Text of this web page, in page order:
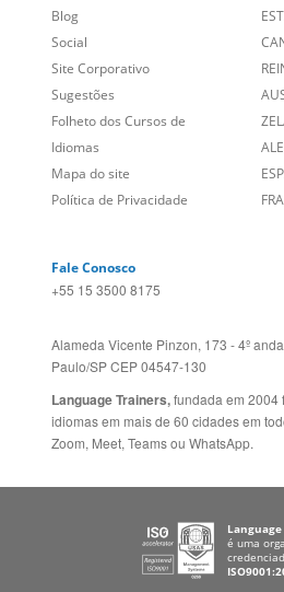
Blog
Social
Site Corporativo
Sugestões
Folheto dos Cursos de
Idiomas
Mapa do site
Política de Privacidade
Fale Conosco
+55 15 3500 8175
Alameda Vicente Pinzon, 173 - 4º
Paulo/SP CEP 04547-130
Language Trainers,fundada em 2004
idiomas em mais de 60 cidades em
Zoom, Meet, Teams ou WhatsApp.